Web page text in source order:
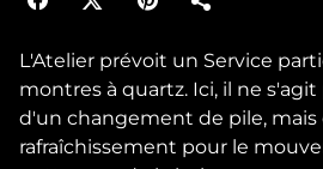
L'Atelier prévoit un Service
montres à quartz. Ici, il ne
d'un changement de pile, mais
rafraîchissement pour le